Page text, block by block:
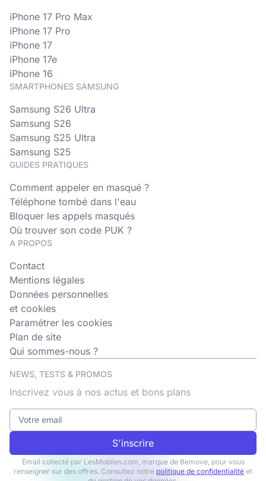
iPhone 17 Pro Max
iPhone 17 Pro
iPhone 17
iPhone 17e
iPhone 16
SMARTPHONES SAMSUNG
Samsung S26 Ultra
Samsung S26
Samsung S25 Ultra
Samsung S25
GUIDES PRATIQUES
Comment appeler en masqué ?
Téléphone tombé dans l'eau
Bloquer les appels masqués
Où trouver son code PUK ?
A PROPOS
Contact
Mentions légales
Données personnelles
et cookies
Paramétrer les cookies
Plan de site
Qui sommes-nous ?
NEWS, TESTS & PROMOS
Inscrivez vous à nos actus et bons plans
S'inscrire
Email collecté par LesMobiles.com, marque de Bemove, pour vous
renseigner sur des offres. Consultez notre politique de confidentialité et